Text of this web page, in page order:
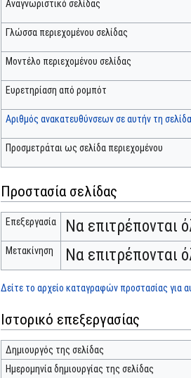
Αναγνωριστικό σελίδας
Γλώσσα περιεχομένου σελίδας
Μοντέλο περιεχομένου σελίδας
Ευρετηρίαση από ρομπότ
Αριθμός ανακατευθύνσεων σε αυτήν τη σελίδα
Προσμετράται ως σελίδα περιεχομένου
Προστασία σελίδας
Επεξεργασία Να επιτρέπονται
Μετακίνηση Να επιτρέπονται
Δείτε το αρχείο καταγραφών προστασίας για
Ιστορικό επεξεργασίας
Δημιουργός της σελίδας
Ημερομηνία δημιουργίας της σελίδας